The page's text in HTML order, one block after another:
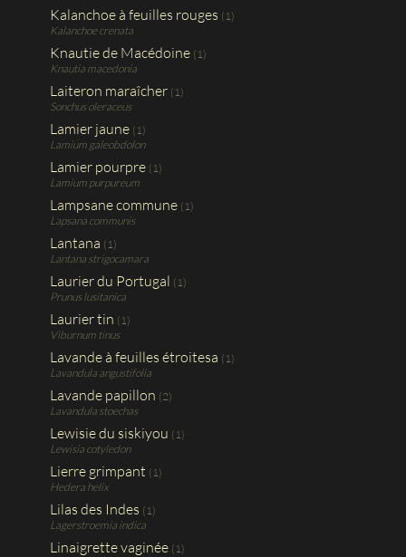
Kalanchoe à feuilles rouges (1)
Kalanchoe crenata
Knautie de Macédoine (1)
Knautia macedonia
Laiteron maraîcher (1)
Sonchus oleraceus
Lamier jaune (1)
Lamium galeobdolon
Lamier pourpre (1)
Lamium purpureum
Lampsane commune (1)
Lapsana communis
Lantana (1)
Lantana strigocamara
Laurier du Portugal (1)
Prunus lusitanica
Laurier tin (1)
Viburnum tinus
Lavande à feuilles étroitesa (1)
Lavandula angustifolia
Lavande papillon (2)
Lavandula stoechas
Lewisie du siskiyou (1)
Lewisia cotyledon
Lierre grimpant (1)
Hedera helix
Lilas des Indes (1)
Lagerstroemia indica
Linaigrette vaginée (1)